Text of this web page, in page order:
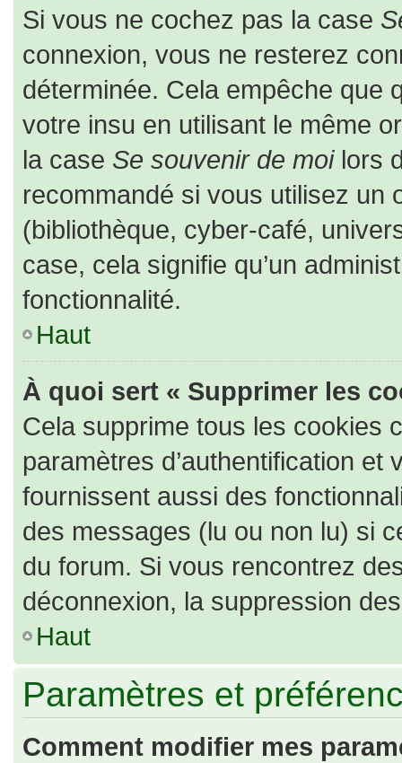
Si vous ne cochez pas la case
connexion, vous ne resterez
déterminée. Cela empêche que
votre insu en utilisant le même
la case Se souvenir de moilors
recommandé si vous utilisez un
(bibliothèque, cyber-café,
case, cela signifie qu’un
fonctionnalité.
Haut
À quoi sert « Supprimer les
Cela supprime tous les cookies
paramètres d’authentification
fournissent aussi des
des messages (lu ou non lu) si
du forum. Si vous rencontrez
déconnexion, la suppression
Haut
Paramètres et
Comment modifier mes